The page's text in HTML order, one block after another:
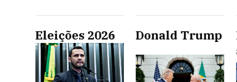
Eleições 2026 Donald Trump